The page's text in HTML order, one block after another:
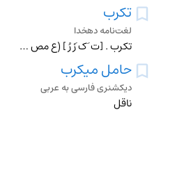
تکرب
لغت‌نامه دهخدا
تکرب . [ت َ ک َرْ رُ ] (ع مص ) کرابه چیدن . (منتهی الارب ) (آنندراج ) (ناظم الاطباء) (از اقرب الموارد). و کرابه بالضم ، خرما که از بیخ شاخ چینند بعد درو. (آنندر
حامل میکرب
دیکشنری فارسی به عربی
ناقل